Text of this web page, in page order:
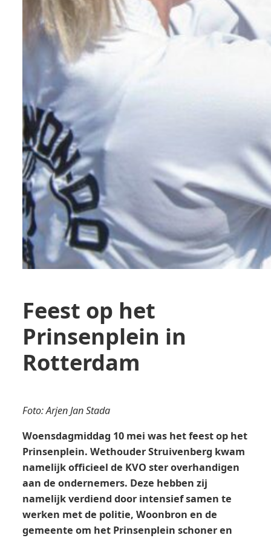
Feest op het
Prinsenplein in
Rotterdam
Foto: Arjen Jan Stada
Woensdagmiddag 10 mei was het feest op het
Prinsenplein. Wethouder Struivenberg kwam
namelijk officieel de KVO ster overhandigen
aan de ondernemers. Deze hebben zij
namelijk verdiend door intensief samen te
werken met de politie, Woonbron en de
gemeente om het Prinsenplein schoner en